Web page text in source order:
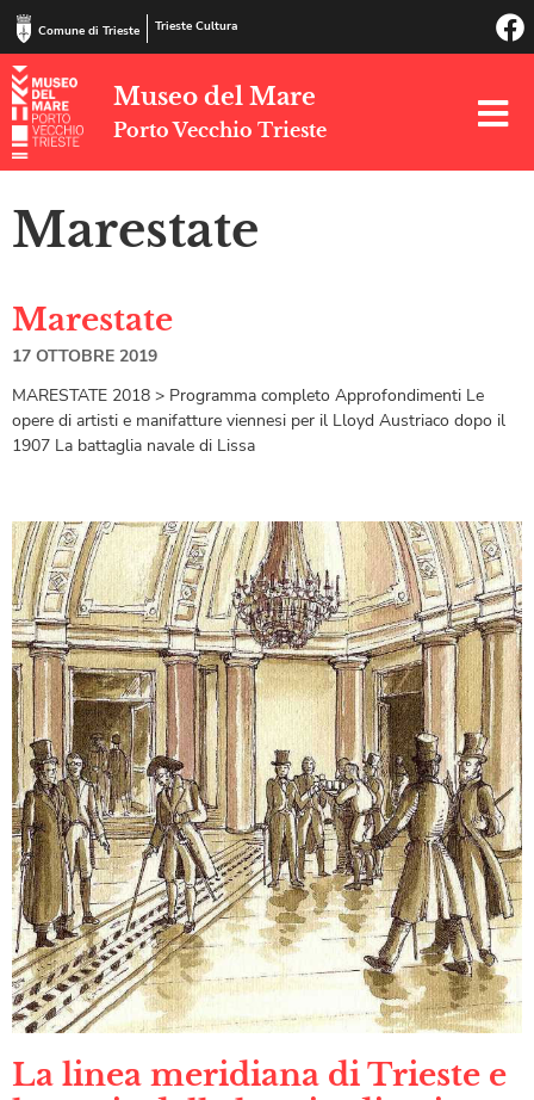
Comune di Trieste Trieste Cultura
Museo del Mare
Porto Vecchio Trieste
Marestate
Marestate
17 OTTOBRE 2019
MARESTATE 2018 > Programma completo Approfondimenti Le
opere di artisti e manifatture viennesi per il Lloyd Austriaco dopo il
1907 La battaglia navale di Lissa
La linea meridiana di Trieste e